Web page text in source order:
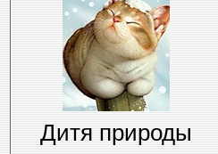
Дитя природы